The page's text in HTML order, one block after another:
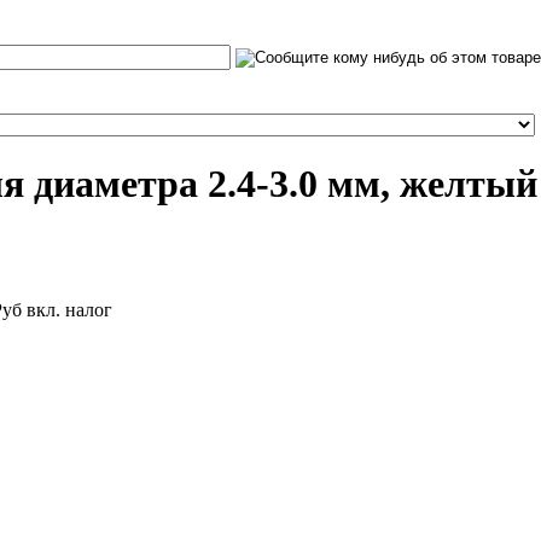
диаметра 2.4-3.0 мм, желтый
вкл. налог